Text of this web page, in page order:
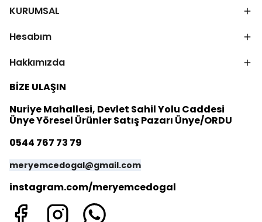
KURUMSAL
Hesabım
Hakkımızda
BİZE ULAŞIN
Nuriye Mahallesi, Devlet Sahil Yolu Caddesi
Ünye Yöresel Ürünler Satış Pazarı Ünye/ORDU
0544 767 73 79
meryemcedogal@gmail.com
instagram.com/meryemcedogal